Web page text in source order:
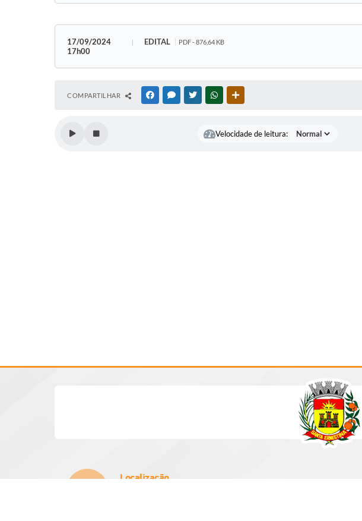
17/09/2024
17h00
EDITAL PDF - 876,64 KB
COMPARTILHAR FACEBOOKMESSENGER
TWITTERWHATSAPP
Velocidade de leitura:
Localização